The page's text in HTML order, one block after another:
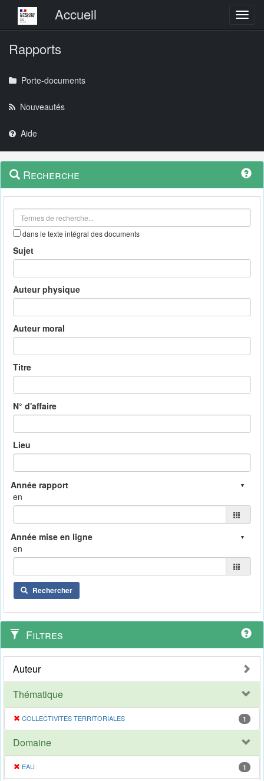
Menu principalAccueil
Rapports
Porte-documents
Nouveautés
Aide
Navigation
outils
Menu
contextuel
Recherche
dans le texte intégral des documents
Sujet
Auteur physique
Auteur moral
Titre
N° d'affaire
Lieu
en
en
Rechercher
Filtres
Auteur
Thématique
COLLECTIVITES TERRITORIALES 1
Domaine
EAU 1